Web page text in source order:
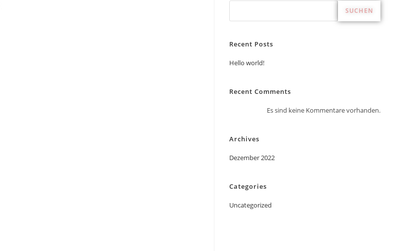
SUCHEN
Recent Posts
Hello world!
Recent Comments
Es sind keine Kommentare vorhanden.
Archives
Dezember 2022
Categories
Uncategorized